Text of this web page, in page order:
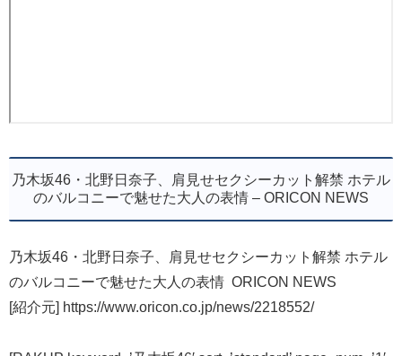
乃木坂46・北野日奈子、肩見せセクシーカット解禁 ホテル
のバルコニーで魅せた大人の表情 – ORICON NEWS
乃木坂46・北野日奈子、肩見せセクシーカット解禁 ホテル
のバルコニーで魅せた大人の表情 ORICON NEWS
[紹介元] https://www.oricon.co.jp/news/2218552/